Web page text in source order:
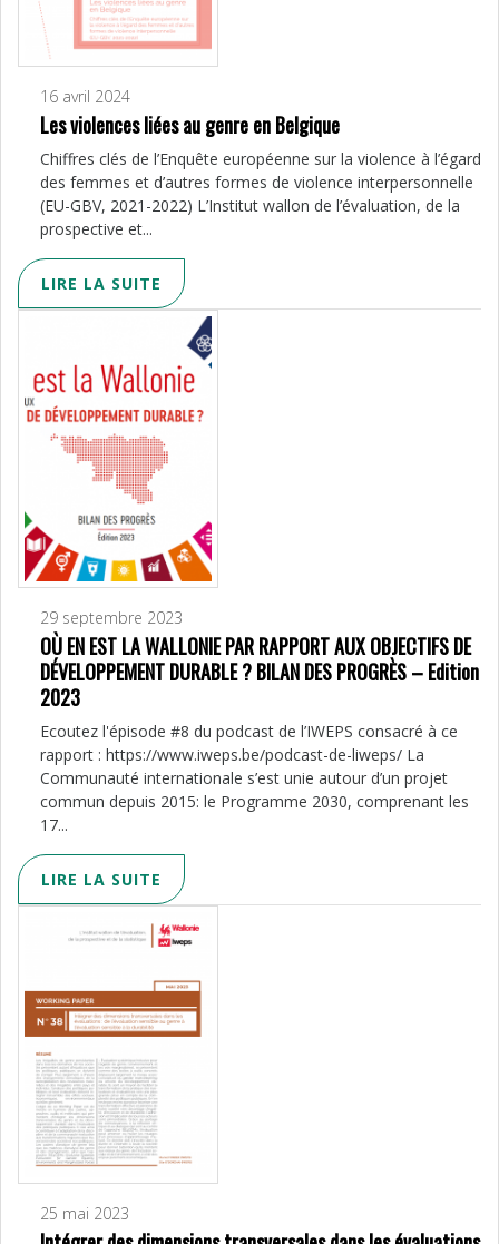
16 avril 2024
Les violences liées au genre en Belgique
Chiffres clés de l’Enquête européenne sur la violence à l’égard
des femmes et d’autres formes de violence interpersonnelle
(EU-GBV, 2021-2022) L’Institut wallon de l’évaluation, de la
prospective et...
LIRE LA SUITE
29 septembre 2023
OÙ EN EST LA WALLONIE PAR RAPPORT AUX OBJECTIFS DE
DÉVELOPPEMENT DURABLE ? BILAN DES PROGRÈS – Edition
2023
Ecoutez l'épisode #8 du podcast de l’IWEPS consacré à ce
rapport : https://www.iweps.be/podcast-de-liweps/ La
Communauté internationale s’est unie autour d’un projet
commun depuis 2015: le Programme 2030, comprenant les
17...
LIRE LA SUITE
25 mai 2023